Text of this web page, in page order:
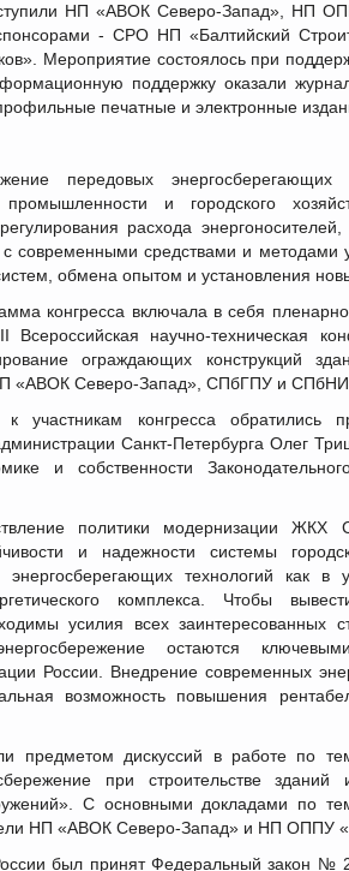
НП «АВОК Северо-Запад», НП
- СРО НП «Балтийский
Мероприятие состоялось при
поддержку оказали
печатные и электронные
передовых энергосберегающих
и городского
расхода
современными средствами и методами
обмена опытом и установления
конгресса включала в себя
Всероссийская научно-техническая
ограждающих конструкций
«АВОК Северо-Запад», СПбГПУ и
участникам конгресса обратились
Санкт-Петербурга Олег
и собственности
политики модернизации ЖКХ
и надежности системы
энергосберегающих технологий
комплекса. Чтобы
усилия всех заинтересованных
остаются
России. Внедрение современных
возможность повышения
предметом дискуссий в работе по
при строительстве
С основными докладами по
НП «АВОК Северо-Запад» и НП ОППУ
был принят Федеральный закон